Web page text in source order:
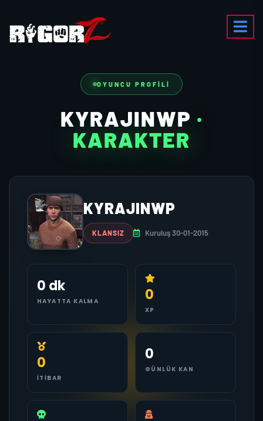
OYUNCU PROFILI
KYRAJINWP ·
KARAKTER
KYRAJINWP
KLANSIZ Kuruluş 30-01-2015
0 dk
HAYATTA KALMA 0
XP
0
İTIBAR
0
GÜNLÜK KAN